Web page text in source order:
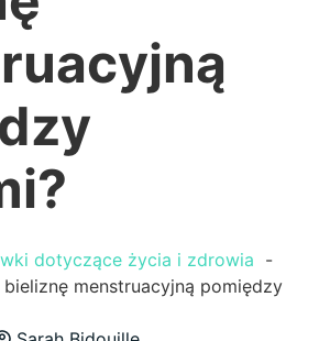
dotyczące życia i zdrowia
menstruacyjną pomiędzy